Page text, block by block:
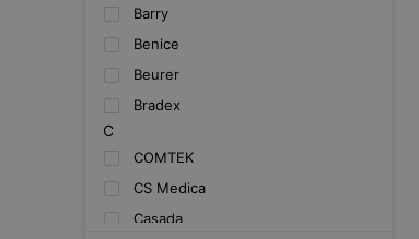
Barry
Benice
Beurer
Bradex
C
COMTEK
CS Medica
Casada